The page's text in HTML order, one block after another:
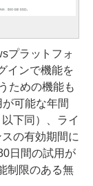
プラットフォ
インで機能を
ための機能も
可能な年間
下同）、ライ
の有効期間に
日間の試用が
制限のある無